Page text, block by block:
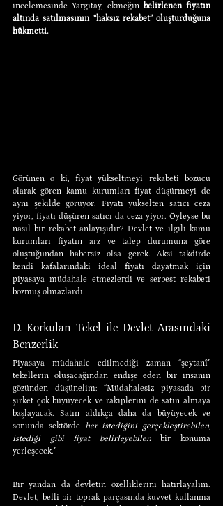
incelemesinde Yargıtay, ekmeğin belirlenen fiyatın
altında satılmasının “haksız rekabet” oluşturduğuna
hükmetti.
Görünen o ki, fiyat yükseltmeyi rekabeti bozucu
olarak gören kamu kurumları fiyat düşürmeyi de
aynı şekilde görüyor. Fiyatı yükselten satıcı ceza
yiyor, fiyatı düşüren satıcı da ceza yiyor. Öyleyse bu
nasıl bir rekabet anlayışıdır? Devlet ve ilgili kamu
kurumları fiyatın arz ve talep durumuna göre
oluştuğundan habersiz olsa gerek. Aksi takdirde
kendi kafalarındaki ideal fiyatı dayatmak için
piyasaya müdahale etmezlerdi ve serbest rekabeti
bozmuş olmazlardı.
D. Korkulan Tekel ile Devlet Arasındaki
Benzerlik
Piyasaya müdahale edilmediği zaman “şeytanî”
tekellerin oluşacağından endişe eden bir insanın
gözünden düşünelim: “Müdahalesiz piyasada bir
şirket çok büyüyecek ve rakiplerini de satın almaya
başlayacak. Satın aldıkça daha da büyüyecek ve
sonunda sektörde her istediğini gerçekleştirebilen,
istediği gibi fiyat belirleyebilen bir konuma
yerleşecek.”
Bir yandan da devletin özelliklerini hatırlayalım.
Devlet, belli bir toprak parçasında kuvvet kullanma